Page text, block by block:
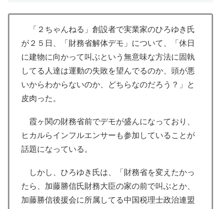
「２ちゃんねる」創設者で実業家のひろゆき氏
が２５日、「財務省解体デモ」について、「休日
に建物に向かって叫ぶという無意味な方法に固執
してる人達は運動の失敗を望んでるのか、頭が悪
いからわからないのか、どちらなのだろう？」と
皮肉った。
霞ヶ関の財務省前でデモが盛んになっており、
ヒカルらインフルエンサーも参加していることが
話題になっている。
しかし、ひろゆき氏は、「財務省を変えたかっ
たら、加藤勝信氏財務大臣の家の前で叫ぶとか、
加藤勝信後援会に所属してる中国税理士政治連盟